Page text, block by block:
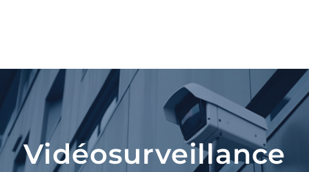
Vidéosurveillance